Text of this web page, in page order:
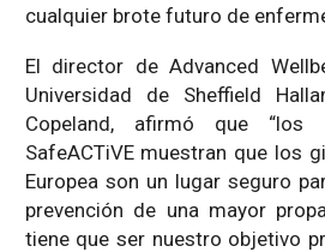
cualquier brote futuro de
El director de Advanced
Universidad de Sheffield
Copeland, afirmó que
SafeACTiVE muestran que los
Europea son un lugar seguro
prevención de una mayor
tiene que ser nuestro objetivo